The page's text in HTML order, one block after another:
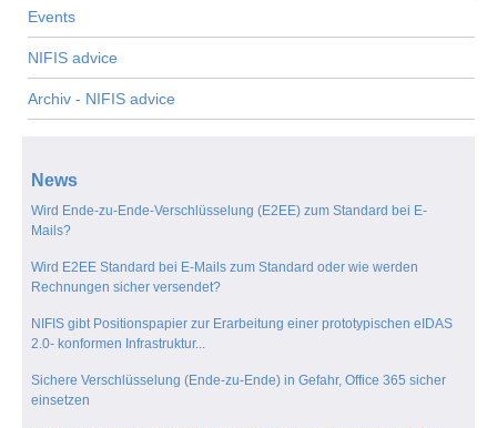
Events
NIFIS advice
Archiv - NIFIS advice
News
Wird Ende-zu-Ende-Verschlüsselung (E2EE) zum Standard bei E-
Mails?
Wird E2EE Standard bei E-Mails zum Standard oder wie werden
Rechnungen sicher versendet?
NIFIS gibt Positionspapier zur Erarbeitung einer prototypischen eIDAS
2.0- konformen Infrastruktur...
Sichere Verschlüsselung (Ende-zu-Ende) in Gefahr, Office 365 sicher
einsetzen